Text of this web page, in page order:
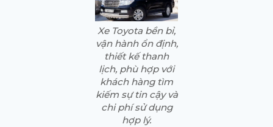
Xe Toyota bền bỉ,
vận hành ổn định,
thiết kế thanh
lịch, phù hợp với
khách hàng tìm
kiếm sự tin cậy và
chi phí sử dụng
hợp lý.